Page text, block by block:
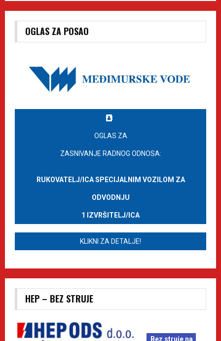
OGLAS ZA POSAO
OGLAS ZA
ZASNIVANJE RADNOG ODNOSA:
RUKOVATELJ/ICA SPECIJALNIM VOZILOM ZA
ODVODNJU
1 IZVRŠITELJ/ICA
KLIKNI ZA DETALJE!
HEP – BEZ STRUJE
Bez struje na